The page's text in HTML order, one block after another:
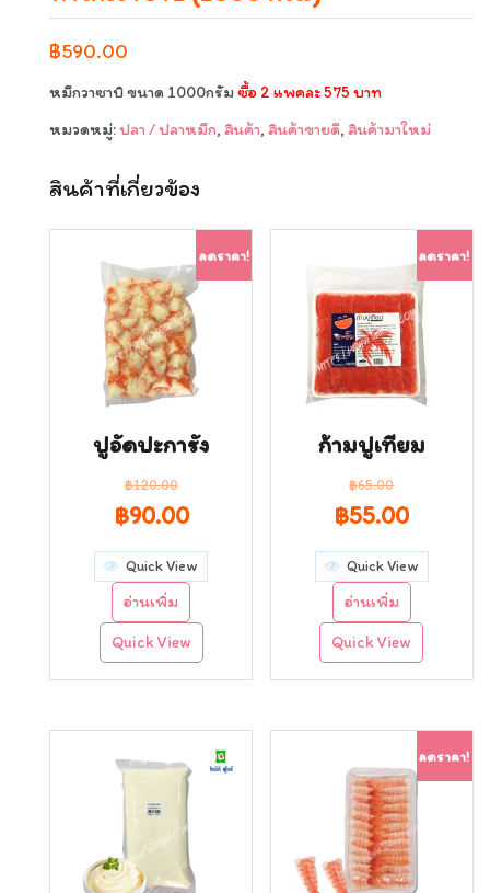
฿590.00
หมึกวาซาบิ ขนาด 1000กรัมซื้อ 2 แพคละ 575 บาท
หมวดหมู่:ปลา / ปลาหมึก, สินค้า, สินค้าขายดี, สินค้ามาใหม่
สินค้าที่เกี่ยวข้อง
ลดราคา!
ปูอัดปะการัง
฿120.00
Original
price
was:
฿120.00.
฿90.00Current
price
is:
฿90.00.
Quick View
อ่านเพิ่ม
Quick View
ลดราคา!
ก้ามปูเทียม
฿65.00
Original
price
was:
฿65.00.
฿55.00
price
is:
฿55.00.
Quick View
อ่านเพิ่ม
Quick View
ลดราคา!